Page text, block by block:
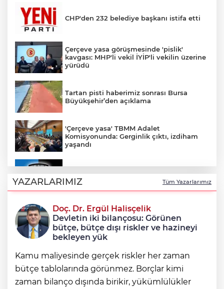
CHP'den 232 belediye başkanı istifa etti
Çerçeve yasa görüşmesinde 'pislik'
kavgası: MHP'li vekil İYİP'li vekilin üzerine
yürüdü
Tartan pisti haberimiz sonrası Bursa
Büyükşehir’den açıklama
'Çerçeve yasa' TBMM Adalet
Komisyonunda: Gerginlik çıktı, izdiham
yaşandı
sözleşme imzaladı
Çerçeve yasa teklifi Adalet
Komisyonunda kabul edildi
YAZARLARIMIZ Tüm Yazarlarımız
Doç. Dr. Ergül Halisçelik
Devletin iki bilançosu: Görünen
bütçe, bütçe dışı riskler ve hazineyi
bekleyen yük
Kamu maliyesinde gerçek riskler her zaman
bütçe tablolarında görünmez. Borçlar kimi
zaman bilanço dışında birikir, yükümlülükler